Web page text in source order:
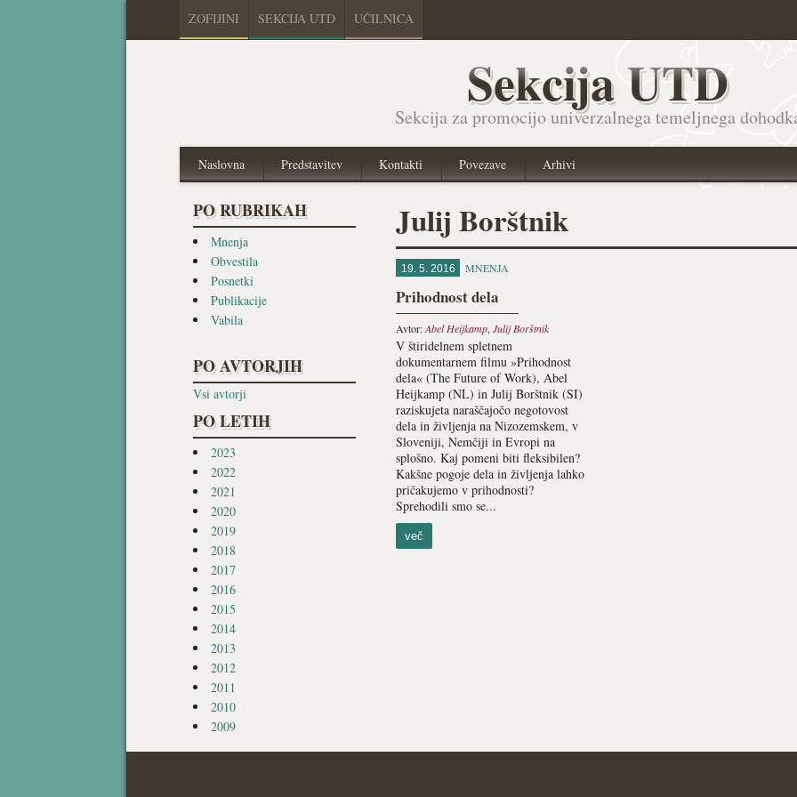
ZOFIJINI SEKCIJA UTD UČILNICA
Sekcija UTD
Sekcija za promocijo univerzalnega temeljnega
Naslovna Predstavitev Kontakti Povezave Arhivi
PO RUBRIKAH
Mnenja
Obvestila
Posnetki
Publikacije
Vabila
PO AVTORJIH
Vsi avtorji
PO LETIH
2023
2022
2021
2020
2019
2018
2017
2016
2015
2014
2013
2012
2011
2010
2009
Julij Borštnik
19. 5. 2016 MNENJA
Prihodnost dela
Avtor:Abel Heijkamp, Julij Borštnik
V štiridelnem spletnem
dokumentarnem filmu »Prihodnost
dela« (The Future of Work), Abel
Heijkamp (NL) in Julij Borštnik (SI)
raziskujeta naraščajočo negotovost
dela in življenja na Nizozemskem, v
Sloveniji, Nemčiji in Evropi na
splošno. Kaj pomeni biti fleksibilen?
Kakšne pogoje dela in življenja lahko
pričakujemo v prihodnosti?
Sprehodili smo se...
več